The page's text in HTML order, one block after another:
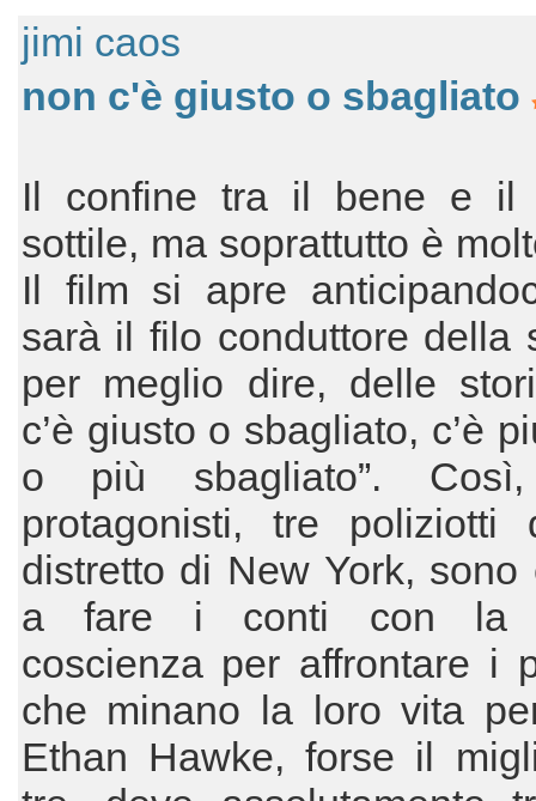
jimi caos
non c'è giusto o sbagliato
Il confine tra il bene e il
sottile, ma soprattutto è
Il film si apre
sarà il filo conduttore della
per meglio dire, delle
c’è giusto o sbagliato, c’è
o più sbagliato”.
protagonisti, tre poliziotti
distretto di New York, sono
a fare i conti con la
coscienza per affrontare i
che minano la loro vita
Ethan Hawke, forse il